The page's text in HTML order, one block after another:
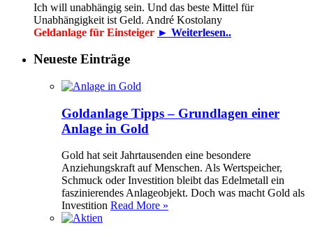
Ich will unabhängig sein. Und das beste Mittel für
Unabhängigkeit ist Geld. André Kostolany
Geldanlage für Einsteiger ► Weiterlesen..
Neueste Einträge
Goldanlage Tipps – Grundlagen einer
Anlage in Gold
Gold hat seit Jahrtausenden eine besondere
Anziehungskraft auf Menschen. Als Wertspeicher,
Schmuck oder Investition bleibt das Edelmetall ein
faszinierendes Anlageobjekt. Doch was macht Gold als
Investition Read More »